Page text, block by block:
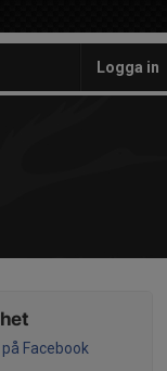
Logga in
på Facebook